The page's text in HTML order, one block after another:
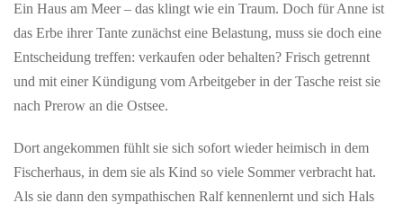
Ein Haus am Meer – das klingt wie ein Traum. Doch für Anne ist
das Erbe ihrer Tante zunächst eine Belastung, muss sie doch eine
Entscheidung treffen: verkaufen oder behalten? Frisch getrennt
und mit einer Kündigung vom Arbeitgeber in der Tasche reist sie
nach Prerow an die Ostsee.
Dort angekommen fühlt sie sich sofort wieder heimisch in dem
Fischerhaus, in dem sie als Kind so viele Sommer verbracht hat.
Als sie dann den sympathischen Ralf kennenlernt und sich Hals